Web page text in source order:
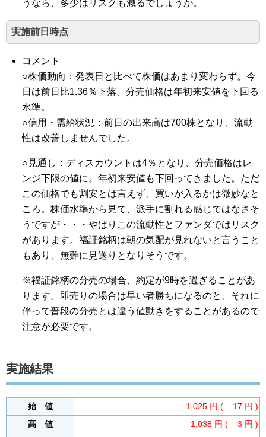
うなら、多少はリスクも減るでしょうか。
実施前日時点
コメント
○株価動向：発表日と比べて株価はあまり変わらず。今
日は前日比1.36％下落。分売価格は年初来安値を下回る
水準。
○信用・需給状況：前日の出来高は700株となり、流動
性は改善しませんでした。
○見通し：ディスカウントは4％となり、分売価格はレ
ンジ下限の値に。年初来安値も下回ってきました。ただ
この価格でも割安とは言えず、買いが入るかは微妙なと
ころ。株価水準から見て、派手に割れる感じではなさそ
うですが・・・やはりこの流動性とファンダではリスク
があります。福証銘柄は朝の気配が見れないと言うこと
もあり、無難に見送りとなりそうです。
※福証銘柄の分売の場合、約定が9時を過ぎることがあ
ります。即売りの場合は早い者勝ちになるのと、それに
伴って普段の分売とは違う値動きをすることがあるので
注意が必要です。
実施結果
始 値
1,025 円 ( – 17 円 )
高 値
1,038 円 ( – 3 円 )